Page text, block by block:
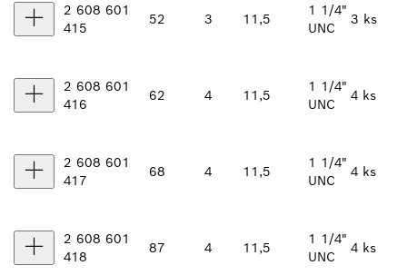
2 608 601
415
52 3 11,5
1 1/4"
UNC
3 ks
2 608 601
416
62 4 11,5
1 1/4"
UNC
4 ks
2 608 601
417
68 4 11,5
1 1/4"
UNC
4 ks
2 608 601
418
87 4 11,5
1 1/4"
UNC
4 ks